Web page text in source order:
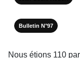
Bulletin N°97
Nous étions 110